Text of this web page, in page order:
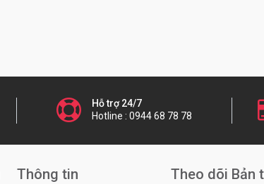
Hỗ trợ 24/7
Hotline : 0944 68 78 78
Thông tin Theo dõi Bản